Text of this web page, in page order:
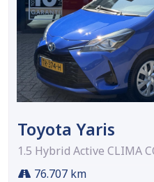
Toyota Yaris
1.5 Hybrid Active CLIMA
76.707 km